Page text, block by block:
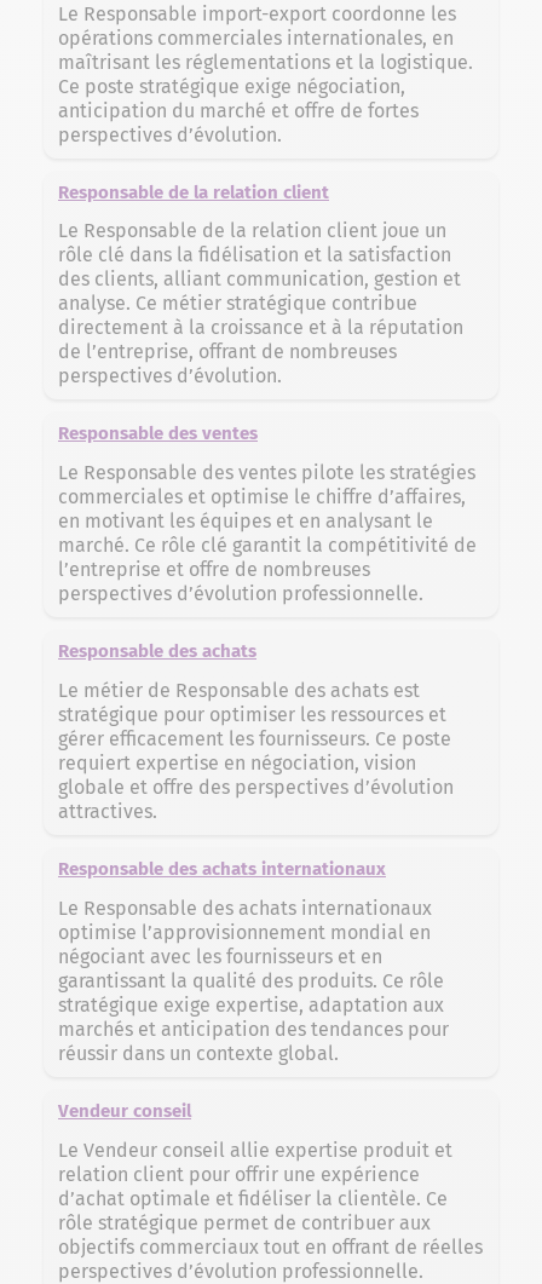
Le Responsable import-export coordonne les
opérations commerciales internationales, en
maîtrisant les réglementations et la logistique.
Ce poste stratégique exige négociation,
anticipation du marché et offre de fortes
perspectives d’évolution.
Responsable de la relation client
Le Responsable de la relation client joue un
rôle clé dans la fidélisation et la satisfaction
des clients, alliant communication, gestion et
analyse. Ce métier stratégique contribue
directement à la croissance et à la réputation
de l’entreprise, offrant de nombreuses
perspectives d’évolution.
Responsable des ventes
Le Responsable des ventes pilote les stratégies
commerciales et optimise le chiffre d’affaires,
en motivant les équipes et en analysant le
marché. Ce rôle clé garantit la compétitivité de
l’entreprise et offre de nombreuses
perspectives d’évolution professionnelle.
Responsable des achats
Le métier de Responsable des achats est
stratégique pour optimiser les ressources et
gérer efficacement les fournisseurs. Ce poste
requiert expertise en négociation, vision
globale et offre des perspectives d’évolution
attractives.
Responsable des achats internationaux
Le Responsable des achats internationaux
optimise l’approvisionnement mondial en
négociant avec les fournisseurs et en
garantissant la qualité des produits. Ce rôle
stratégique exige expertise, adaptation aux
marchés et anticipation des tendances pour
réussir dans un contexte global.
Vendeur conseil
Le Vendeur conseil allie expertise produit et
relation client pour offrir une expérience
d’achat optimale et fidéliser la clientèle. Ce
rôle stratégique permet de contribuer aux
objectifs commerciaux tout en offrant de réelles
perspectives d’évolution professionnelle.